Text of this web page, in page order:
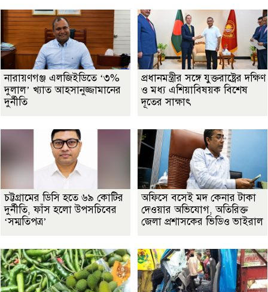
নারায়ণগঞ্জ এলজিইডিতে ‘৩%
দুলাল’ খ্যাত আহসানুজ্জামানের
দুর্নীতি
প্রধানমন্ত্রীর সঙ্গে যুক্তরাষ্ট্রের দক্ষিণ
ও মধ্য এশিয়াবিষয়ক বিশেষ
দূতের সাক্ষাৎ
চট্টগ্রামের ডিসি হতে ৬৯ কোটির
দুর্নীতি, ফাঁস হলো উপসচিবের
‘সম্মতিপত্র’
অফিসে বসেই মদ কেনার টাকা
দেওয়ার অভিযোগ, অতিরিক্ত
জেলা প্রশাসকের ভিডিও ভাইরাল